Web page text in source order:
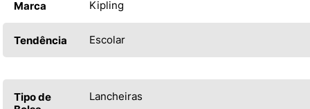
Marca Kipling
Tendência Escolar
Tipo de
Lancheiras